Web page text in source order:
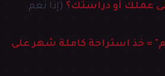
عملك أو دراستك؟ (إذا نعم:
= خذ استراحة كاملة شهر على